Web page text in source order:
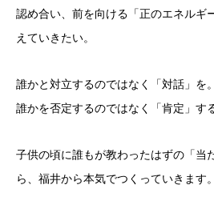
認め合い、前を向ける「正のエネルギ
えていきたい。
誰かと対立するのではなく「対話」を。
誰かを否定するのではなく「肯定」す
子供の頃に誰もが教わったはずの「当
ら、福井から本気でつくっていきます。